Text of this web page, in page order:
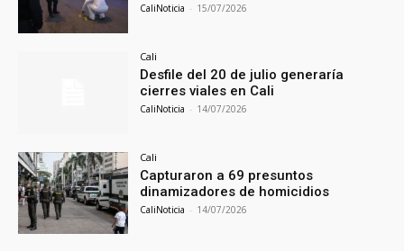
CaliNoticia - 15/07/2026
Cali
Desfile del 20 de julio generaría
cierres viales en Cali
CaliNoticia - 14/07/2026
Cali
Capturaron a 69 presuntos
dinamizadores de homicidios
CaliNoticia - 14/07/2026